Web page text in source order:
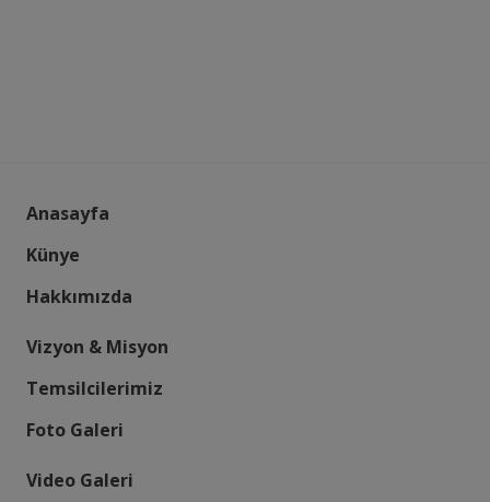
Anasayfa
Künye
Hakkımızda
Vizyon & Misyon
Temsilcilerimiz
Foto Galeri
Video Galeri